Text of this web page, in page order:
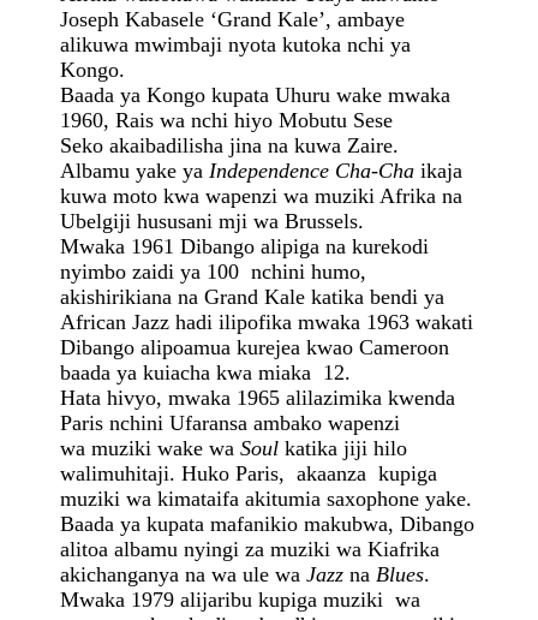
Joseph Kabasele ‘Grand Kale’, ambaye
alikuwa mwimbaji nyota kutoka nchi ya
Kongo.
Baada ya Kongo kupata Uhuru wake mwaka
1960, Rais wa nchi hiyo Mobutu Sese
Seko akaibadilisha jina na kuwa Zaire.
Albamu yake ya Independence Cha-Cha ikaja
kuwa moto kwa wapenzi wa muziki Afrika na
Ubelgiji hususani mji wa Brussels.
Mwaka 1961 Dibango alipiga na kurekodi
nyimbo zaidi ya 100 nchini humo,
akishirikiana na Grand Kale katika bendi ya
African Jazz hadi ilipofika mwaka 1963 wakati
Dibango alipoamua kurejea kwao Cameroon
baada ya kuiacha kwa miaka 12.
Hata hivyo, mwaka 1965 alilazimika kwenda
Paris nchini Ufaransa ambako wapenzi
wa muziki wake wa Soul katika jiji hilo
walimuhitaji. Huko Paris, akaanza kupiga
muziki wa kimataifa akitumia saxophone yake.
Baada ya kupata mafanikio makubwa, Dibango
alitoa albamu nyingi za muziki wa Kiafrika
akichanganya na wa ule wa Jazz na Blues.
Mwaka 1979 alijaribu kupiga muziki wa